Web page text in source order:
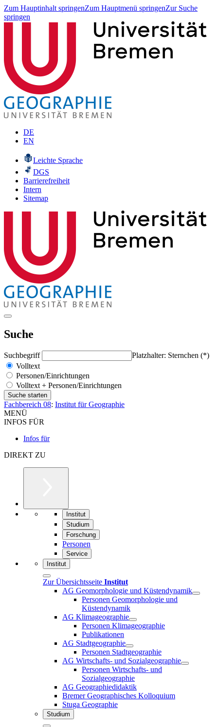
Zum Hauptinhalt springenZum Hauptmenü springenZur Suche
springen
DE
EN
Leichte Sprache
DGS
Barrierefreiheit
Intern
Sitemap
Suche
Suchbegriff
Platzhalter: Sternchen (*)
Volltext
Personen/Einrichtungen
Volltext + Personen/Einrichtungen
Fachbereich 08: Institut für Geographie
MENÜ
INFOS FÜR
Infos für
DIREKT ZU
Institut
Studium
Forschung
Personen
Service
Institut
Zur Übersichtsseite Institut
AG Geomorphologie und Küstendynamik
Personen Geomorphologie und
Küstendynamik
AG Klimageographie
Personen Klimageographie
Publikationen
AG Stadtgeographie
Personen Stadtgeographie
AG Wirtschafts- und Sozialgeographie
Personen Wirtschafts- und
Sozialgeographie
AG Geographiedidaktik
Bremer Geographisches Kolloquium
Stuga Geographie
Studium